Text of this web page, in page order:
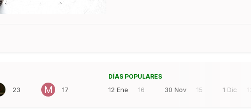
23 17
DÍAS POPULARES
12 Ene 16 30 Nov 15 1 Dic